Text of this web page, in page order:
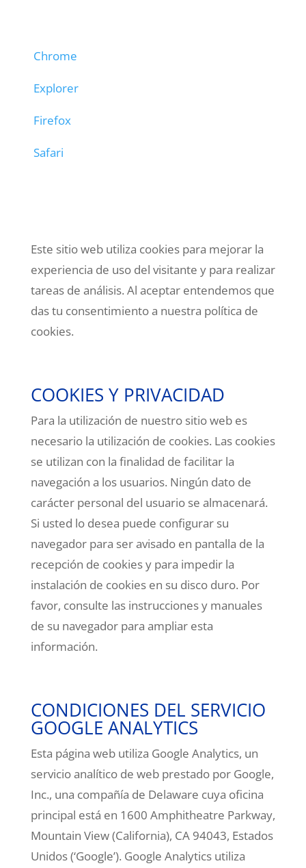
Chrome
Explorer
Firefox
Safari
Este sitio web utiliza cookies para mejorar la
experiencia de uso del visitante y para realizar
tareas de análisis. Al aceptar entendemos que
das tu consentimiento a nuestra política de
cookies.
COOKIES Y PRIVACIDAD
Para la utilización de nuestro sitio web es
necesario la utilización de cookies. Las cookies
se utilizan con la finalidad de facilitar la
navegación a los usuarios. Ningún dato de
carácter personal del usuario se almacenará.
Si usted lo desea puede configurar su
navegador para ser avisado en pantalla de la
recepción de cookies y para impedir la
instalación de cookies en su disco duro. Por
favor, consulte las instrucciones y manuales
de su navegador para ampliar esta
información.
CONDICIONES DEL SERVICIO
GOOGLE ANALYTICS
Esta página web utiliza Google Analytics, un
servicio analítico de web prestado por Google,
Inc., una compañía de Delaware cuya oficina
principal está en 1600 Amphitheatre Parkway,
Mountain View (California), CA 94043, Estados
Unidos (‘Google’). Google Analytics utiliza